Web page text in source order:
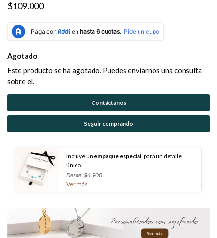
$109.000
Agotado
Este producto se ha agotado. Puedes enviarnos una consulta
sobre el.
Contáctanos
Seguir comprando
Incluye un empaque especial , para un detalle
único.
Desde: $4.900
Ver más